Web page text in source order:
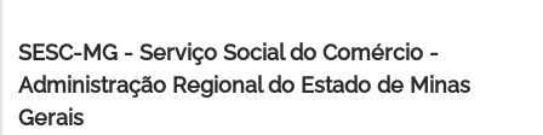
SESC-MG - Serviço Social do Comércio -
Administração Regional do Estado de Minas
Gerais